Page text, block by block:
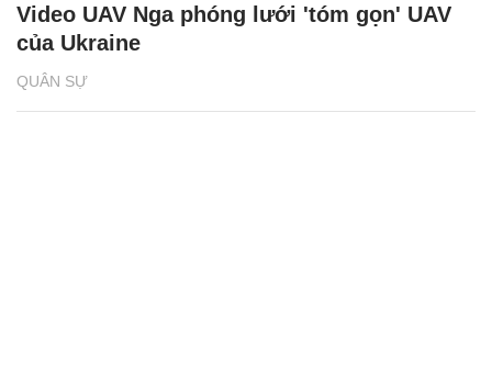
QUÂN SỰ
Video UAV Nga phóng lưới 'tóm gọn' UAV
của Ukraine